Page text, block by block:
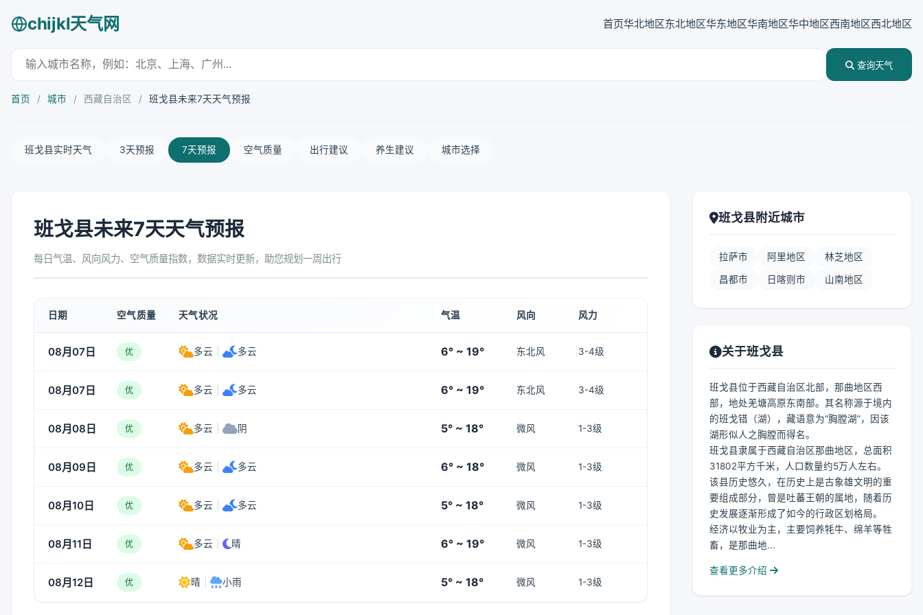
chijkl天气网 首页华北地区东北地区华东地区华南地区华中地区西南地区西北地区
查询天气
首页 / 城市 / 西藏自治区 / 班戈县未来7天天气预报
班戈县实时天气 3天预报 7天预报 空气质量 出行建议 养生建议 城市选择
班戈县未来7天天气预报
每日气温、风向风力、空气质量指数，数据实时更新，助您规划一周出行
日期 空气质量 天气状况 气温 风向 风力
08月07日 优 多云 多云 6° ~ 19° 东北风 3-4级
08月07日 优 多云 多云 6° ~ 19° 东北风 3-4级
08月08日 优 多云 阴 5° ~ 18° 微风 1-3级
08月09日 优 多云 多云 6° ~ 18° 微风 1-3级
08月10日 优 多云 多云 5° ~ 18° 微风 1-3级
08月11日 优 多云 晴 6° ~ 19° 微风 1-3级
08月12日 优 晴 小雨 5° ~ 18° 微风 1-3级
班戈县附近城市
拉萨市 阿里地区 林芝地区
昌都市 日喀则市 山南地区
关于班戈县
班戈县位于西藏自治区北部，那曲地区西
部，地处羌塘高原东南部。其名称源于境内
的班戈错（湖），藏语意为“胸膛湖”，因该
湖形似人之胸膛而得名。
班戈县隶属于西藏自治区那曲地区，总面积
31802平方千米，人口数量约5万人左右。
该县历史悠久，在历史上是古象雄文明的重
要组成部分，曾是吐蕃王朝的属地，随着历
史发展逐渐形成了如今的行政区划格局。
经济以牧业为主，主要饲养牦牛、绵羊等牲
畜，是那曲地...
查看更多介绍